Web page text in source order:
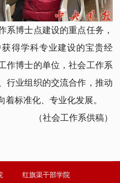
博士点建设的重点任务，
得学科专业建设的宝贵经
作博士的单位，社会工作系
行业组织的交流合作，推动
标准化、专业化发展。
（社会工作系供稿）
红旗渠干部学院